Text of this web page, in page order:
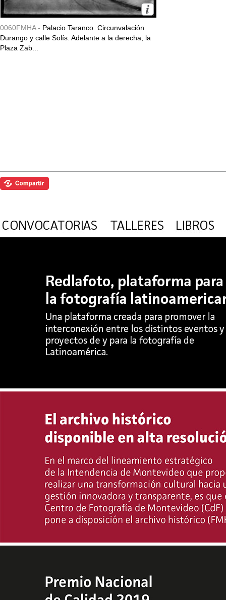
0060FMHA - Palacio Taranco. Circunvalación
Durango y calle Solís. Adelante a la derecha, la
Plaza Zab...